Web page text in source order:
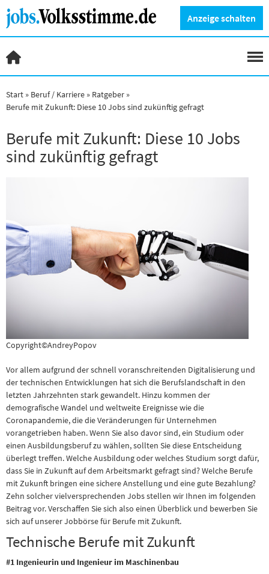
Anzeige schalten
Start Beruf / Karriere
Ratgeber
Berufe mit Zukunft: Diese 10 Jobs sind zukünftig gefragt
Berufe mit Zukunft: Diese 10 Jobs
sind zukünftig gefragt
Copyright©AndreyPopov
Vor allem aufgrund der schnell voranschreitenden Digitalisierung und
der technischen Entwicklungen hat sich die Berufslandschaft in den
letzten Jahrzehnten stark gewandelt. Hinzu kommen der
demografische Wandel und weltweite Ereignisse wie die
Coronapandemie, die die Veränderungen für Unternehmen
vorangetrieben haben. Wenn Sie also davor sind, ein Studium oder
einen Ausbildungsberuf zu wählen, sollten Sie diese Entscheidung
überlegt treffen. Welche Ausbildung oder welches Studium sorgt dafür,
dass Sie in Zukunft auf dem Arbeitsmarkt gefragt sind? Welche Berufe
mit Zukunft bringen eine sichere Anstellung und eine gute Bezahlung?
Zehn solcher vielversprechenden Jobs stellen wir Ihnen im folgenden
Beitrag vor. Verschaffen Sie sich also einen Überblick und bewerben Sie
sich auf unserer Jobbörse für Berufe mit Zukunft.
Technische Berufe mit Zukunft
#1 Ingenieurin und Ingenieur im Maschinenbau